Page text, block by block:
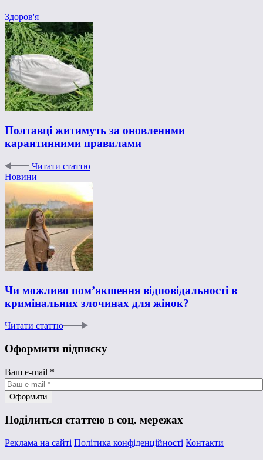
Здоров'я
Полтавці житимуть за оновленими
карантинними правилами
Читати статтю
Новини
Чи можливо пом’якшення відповідальності в
кримінальних злочинах для жінок?
Читати статтю
Оформити підписку
Ваш e-mail *
Поділиться статтею в соц. мережах
Реклама на сайті Політика конфіденційності Контакти